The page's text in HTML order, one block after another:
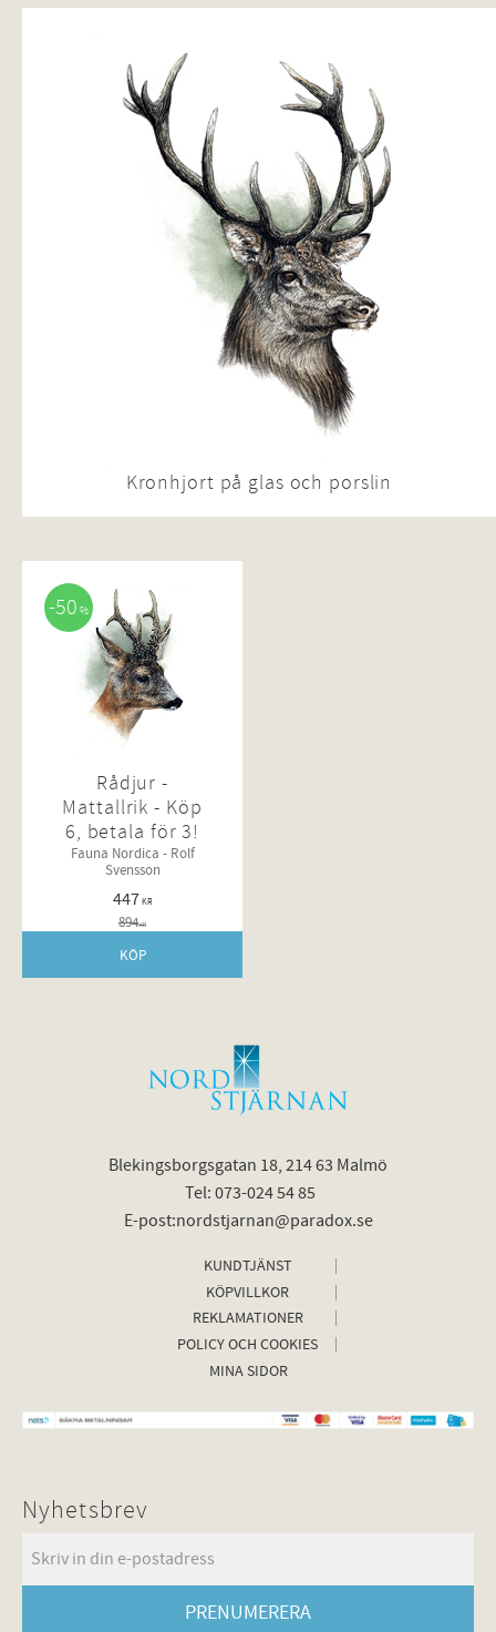
Kronhjort på glas och porslin
Rådjur -
Mattallrik - Köp
6, betala för 3!
Fauna Nordica - Rolf
Svensson
447 KR
894KR
50 %
KÖP
Blekingsborgsgatan 18, 214 63 Malmö
Tel: 073-024 54 85
E-post:nordstjarnan@paradox.se
KUNDTJÄNST
KÖPVILLKOR
REKLAMATIONER
POLICY OCH COOKIES
MINA SIDOR
Nyhetsbrev
PRENUMERERA